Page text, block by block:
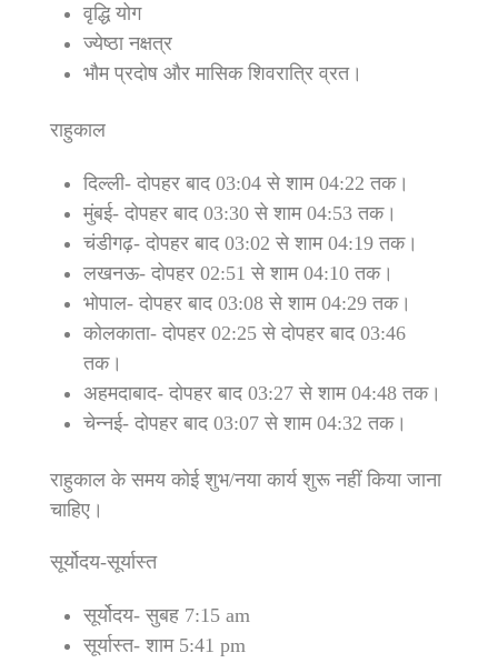
वृद्धि योग
ज्येष्ठा नक्षत्र
भौम प्रदोष और मासिक शिवरात्रि व्रत।
राहुकाल
दिल्ली- दोपहर बाद 03:04 से शाम 04:22 तक।
मुंबई- दोपहर बाद 03:30 से शाम 04:53 तक।
चंडीगढ़- दोपहर बाद 03:02 से शाम 04:19 तक।
लखनऊ- दोपहर 02:51 से शाम 04:10 तक।
भोपाल- दोपहर बाद 03:08 से शाम 04:29 तक।
कोलकाता- दोपहर 02:25 से दोपहर बाद 03:46
तक।
अहमदाबाद- दोपहर बाद 03:27 से शाम 04:48 तक।
चेन्नई- दोपहर बाद 03:07 से शाम 04:32 तक।
राहुकाल के समय कोई शुभ/नया कार्य शुरू नहीं किया जाना
चाहिए।
सूर्योदय-सूर्यास्त
सूर्योदय- सुबह 7:15 am
सूर्यास्त- शाम 5:41 pm